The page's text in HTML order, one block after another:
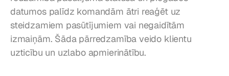
datumos palīdz komandām ātri reaģēt uz
steidzamiem pasūtījumiem vai negaidītām
izmaiņām. Šāda pārredzamība veido klientu
uzticību un uzlabo apmierinātību.